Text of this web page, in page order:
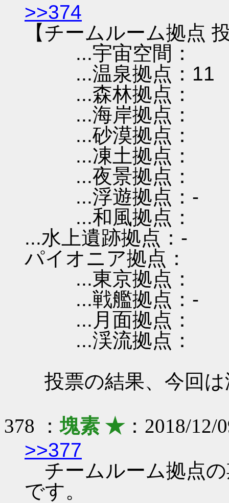
>>374
【チームルーム拠点
...宇宙空間：
...温泉拠点：11
...森林拠点：
...海岸拠点：
...砂漠拠点：
...凍土拠点：
...夜景拠点：
...浮遊拠点：-
...和風拠点：
...水上遺跡拠点：-
パイオニア拠点：
...東京拠点：
...戦艦拠点：-
...月面拠点：
...渓流拠点：
投票の結果、今回
378 ：塊素 ★：2018/12/
>>377
チームルーム拠点
です。